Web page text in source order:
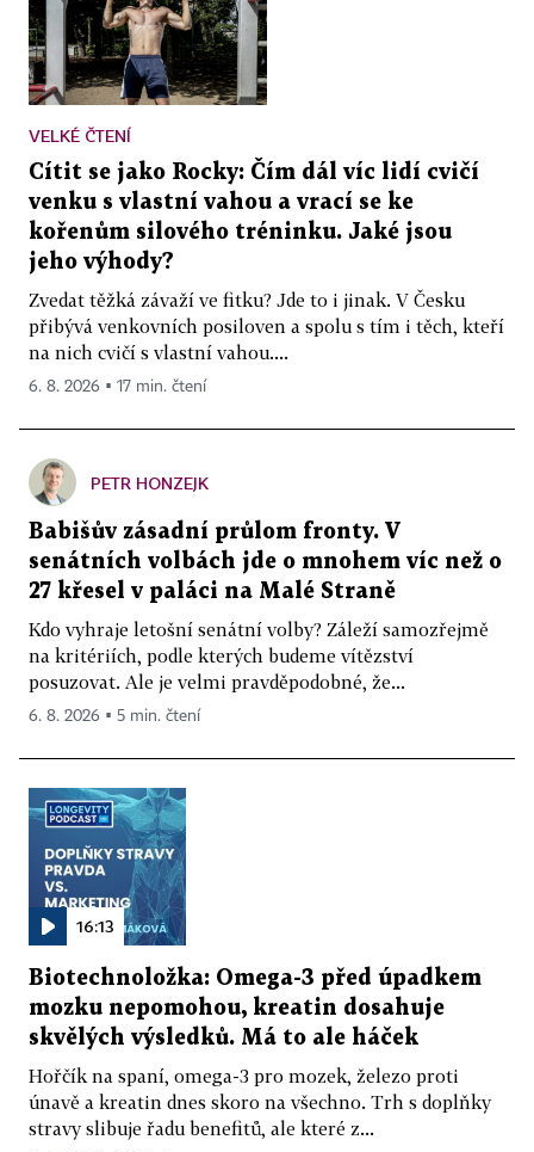
VELKÉ ČTENÍ
Cítit se jako Rocky: Čím dál víc lidí cvičí
venku s vlastní vahou a vrací se ke
kořenům silového tréninku. Jaké jsou
jeho výhody?
Zvedat těžká závaží ve fitku? Jde to i jinak. V Česku
přibývá venkovních posiloven a spolu s tím i těch, kteří
na nich cvičí s vlastní vahou....
6. 8. 2026 ▪ 17 min. čtení
PETR HONZEJK
Babišův zásadní průlom fronty. V
senátních volbách jde o mnohem víc než o
27 křesel v paláci na Malé Straně
Kdo vyhraje letošní senátní volby? Záleží samozřejmě
na kritériích, podle kterých budeme vítězství
posuzovat. Ale je velmi pravděpodobné, že...
6. 8. 2026 ▪ 5 min. čtení
16:13
Biotechnoložka: Omega-3 před úpadkem
mozku nepomohou, kreatin dosahuje
skvělých výsledků. Má to ale háček
Hořčík na spaní, omega-3 pro mozek, železo proti
únavě a kreatin dnes skoro na všechno. Trh s doplňky
stravy slibuje řadu benefitů, ale které z...